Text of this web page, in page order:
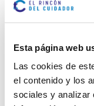
Esta página web
Las cookies de
el contenido y los
sociales y analizar
Identificar estos
prevenir
La prevención de
enfermedad.
actuar a tiempo y